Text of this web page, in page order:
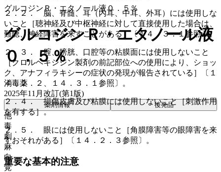
２．２． 脳、脊髄、耳（内耳、中耳、外耳）には使用しな
いこと［聴神経及び中枢神経に対して直接使用した場合は、
難聴、神経障害を来すことがある］〔１４．３．１参照〕。
２．３． 腟、膀胱、口腔等の粘膜面には使用しないこと
［クロルヘキシジン製剤の前記部位への使用により、ショッ
ク、アナフィラキシーの症状の発現が報告されている］〔１
４．２．２、１４．３．１参照〕。
２．４． 損傷皮膚及び粘膜には使用しないこと［刺激作用
を有する］。
２．５． 眼には使用しないこと［角膜障害等の眼障害を来
すおそれがある］〔１４．２．３参照〕。
重要な基本的注意
グルコジンＲ・エタノール液０．５％
グルコジンＲ・エタノール液
０．５％
消毒薬
2025年11月改訂(第1版)
薬剤情報 後発品
他
毒
劇
麻
向
覚